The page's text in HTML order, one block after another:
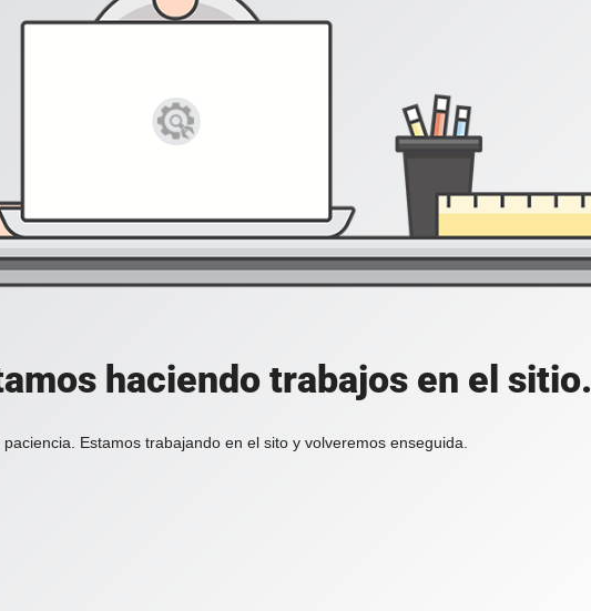
haciendo trabajos en el sitio.
Estamos trabajando en el sito y volveremos enseguida.